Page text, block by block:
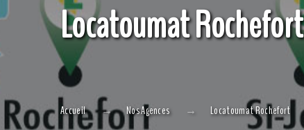
Locatoumat Rochefort
Accueil Nos Agences Locatoumat Rochefort